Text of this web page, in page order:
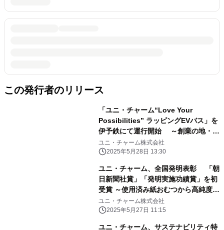
この発行者のリリース
「ユニ・チャーム“Love Your
Possibilities” ラッピングEVバス」を
伊予鉄にて運行開始 ～創業の地・愛
媛県から、共生社会と持続可能な未来
の実現へ～
ユニ・チャーム株式会社
2025年5月28日 13:30
ユニ・チャーム、全国発明表彰 「朝
日新聞社賞」「発明実施功績賞」を初
受賞 ～使用済み紙おむつから高純度パ
ルプを再生する 技術の発明(特許第
6290475号)～
ユニ・チャーム株式会社
2025年5月27日 11:15
ユニ・チャーム、サステナビリティ特